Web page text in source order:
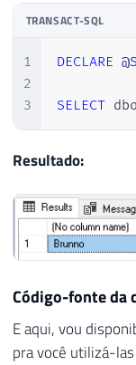
TRANSACT-SQL
1
2
3
DECLARE
SELECT dbo
Resultado:
Código-fonte da
E aqui, vou
pra você utilizá-